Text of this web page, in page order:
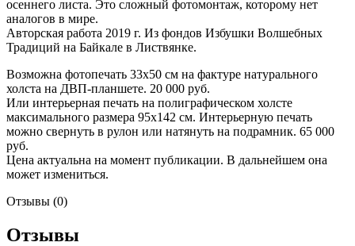
осеннего листа. Это сложный фотомонтаж, которому нет
аналогов в мире.
Авторская работа 2019 г. Из фондов Избушки Волшебных
Традиций на Байкале в Листвянке.
Возможна фотопечать 33х50 см на фактуре натурального
холста на ДВП-планшете. 20 000 руб.
Или интерьерная печать на полиграфическом холсте
максимального размера 95х142 см. Интерьерную печать
можно свернуть в рулон или натянуть на подрамник. 65 000
руб.
Цена актуальна на момент публикации. В дальнейшем она
может измениться.
Отзывы (0)
Отзывы